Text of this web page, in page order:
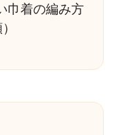
巾着の編み方